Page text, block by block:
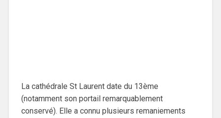
La cathédrale St Laurent date du 13ème
(notamment son portail remarquablement
conservé). Elle a connu plusieurs remaniements